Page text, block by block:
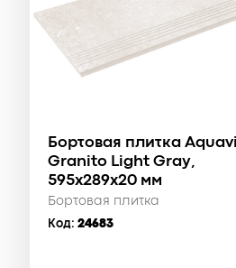
Бортовая плитка
Granito Light Gray,
595x289x20 мм
Бортовая плитка
Код:24683